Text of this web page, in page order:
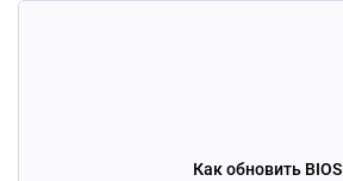
Как обновить BIOS